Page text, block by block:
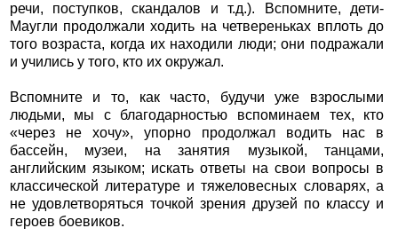
речи, поступков, скандалов и т.д.). Вспомните, дети-
Маугли продолжали ходить на четвереньках вплоть до
того возраста, когда их находили люди; они подражали
и учились у того, кто их окружал.
Вспомните и то, как часто, будучи уже взрослыми
людьми, мы с благодарностью вспоминаем тех, кто
«через не хочу», упорно продолжал водить нас в
бассейн, музеи, на занятия музыкой, танцами,
английским языком; искать ответы на свои вопросы в
классической литературе и тяжеловесных словарях, а
не удовлетворяться точкой зрения друзей по классу и
героев боевиков.